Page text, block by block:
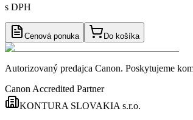
s DPH
Cenová ponuka Do košíka
Autorizovaný predajca Canon. Poskytujeme
Canon Accredited Partner
KONTURA SLOVAKIA s.r.o.